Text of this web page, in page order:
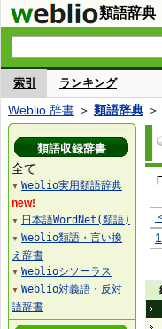
類語辞典
索引 ランキング
Weblio 辞書 ＞ 類語辞典 ＞
類語収録辞書
全て
▼ Weblio実用類語辞典
new!
▼ 日本語WordNet(類語)
▼ Weblio類語・言い換
え辞書
▼ Weblioシソーラス
▼ Weblio対義語・反対
語辞書